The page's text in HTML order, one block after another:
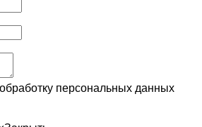
персональных данных